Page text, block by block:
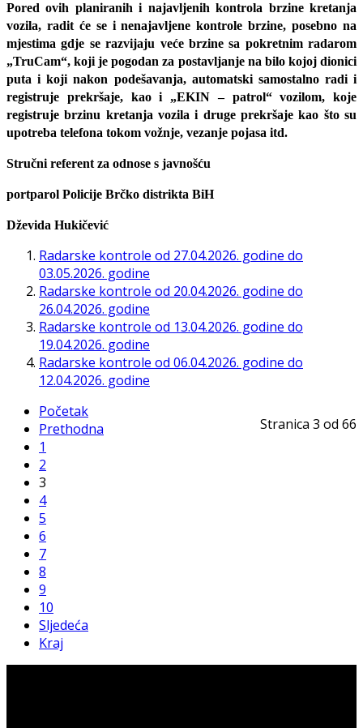
Pored ovih planiranih i najavljenih kontrola brzine kretanja
vozila, radit će se i nenajavljene kontrole brzine, posebno na
mjestima gdje se razvijaju veće brzine sa pokretnim radarom
„TruCam“, koji je pogodan za postavljanje na bilo kojoj dionici
puta i koji nakon podešavanja, automatski samostalno radi i
registruje prekršaje, kao i „EKIN – patrol“ vozilom, koje
registruje brzinu kretanja vozila i druge prekršaje kao što su
upotreba telefona tokom vožnje, vezanje pojasa itd.
Stručni referent za odnose s javnošću
portparol Policije Brčko distrikta BiH
Dževida Hukičević
Radarske kontrole od 27.04.2026. godine do
03.05.2026. godine
Radarske kontrole od 20.04.2026. godine do
26.04.2026. godine
Radarske kontrole od 13.04.2026. godine do
19.04.2026. godine
Radarske kontrole od 06.04.2026. godine do
12.04.2026. godine
Stranica 3 od 66
Početak
Prethodna
1
2
3
4
5
6
7
8
9
10
Sljedeća
Kraj